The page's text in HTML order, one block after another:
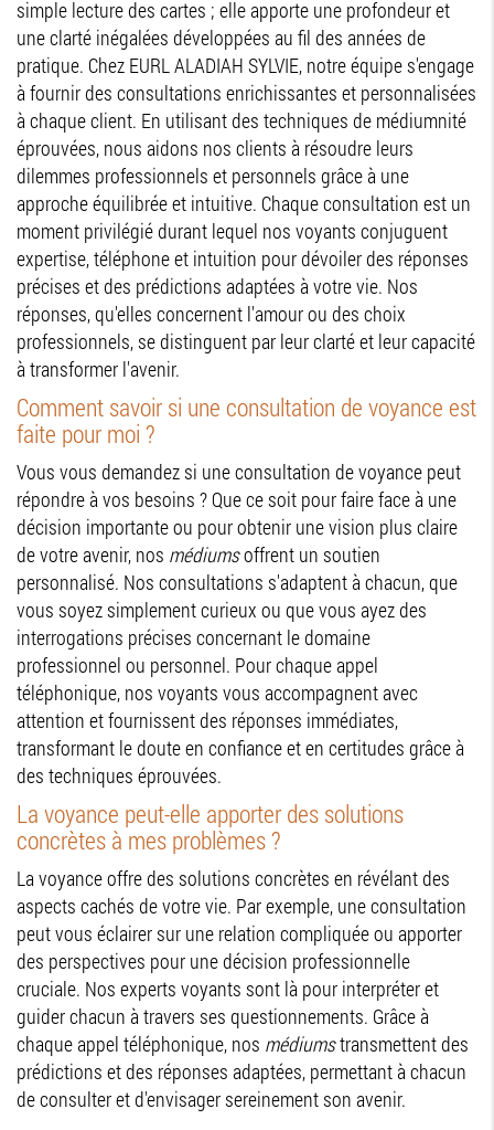
simple lecture des cartes ; elle apporte une profondeur et
une clarté inégalées développées au fil des années de
pratique. Chez EURL ALADIAH SYLVIE, notre équipe s'engage
à fournir des consultations enrichissantes et personnalisées
à chaque client. En utilisant des techniques de médiumnité
éprouvées, nous aidons nos clients à résoudre leurs
dilemmes professionnels et personnels grâce à une
approche équilibrée et intuitive. Chaque consultation est un
moment privilégié durant lequel nos voyants conjuguent
expertise, téléphone et intuition pour dévoiler des réponses
précises et des prédictions adaptées à votre vie. Nos
réponses, qu'elles concernent l'amour ou des choix
professionnels, se distinguent par leur clarté et leur capacité
à transformer l'avenir.
Comment savoir si une consultation de voyance est
faite pour moi ?
Vous vous demandez si une consultation de voyance peut
répondre à vos besoins ? Que ce soit pour faire face à une
décision importante ou pour obtenir une vision plus claire
de votre avenir, nos médiumsoffrent un soutien
personnalisé. Nos consultations s'adaptent à chacun, que
vous soyez simplement curieux ou que vous ayez des
interrogations précises concernant le domaine
professionnel ou personnel. Pour chaque appel
téléphonique, nos voyants vous accompagnent avec
attention et fournissent des réponses immédiates,
transformant le doute en confiance et en certitudes grâce à
des techniques éprouvées.
La voyance peut-elle apporter des solutions
concrètes à mes problèmes ?
La voyance offre des solutions concrètes en révélant des
aspects cachés de votre vie. Par exemple, une consultation
peut vous éclairer sur une relation compliquée ou apporter
des perspectives pour une décision professionnelle
cruciale. Nos experts voyants sont là pour interpréter et
guider chacun à travers ses questionnements. Grâce à
chaque appel téléphonique, nos médiumstransmettent des
prédictions et des réponses adaptées, permettant à chacun
de consulter et d'envisager sereinement son avenir.